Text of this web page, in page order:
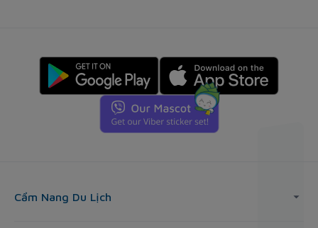
Cẩm Nang Du Lịch